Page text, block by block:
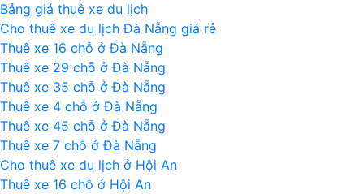
muối
ớt
Bảng giá thuê xe du lịch
Cho thuê xe du lịch Đà Nẵng giá rẻ
Thuê xe 16 chỗ ở Đà Nẵng
Thuê xe 29 chỗ ở Đà Nẵng
Thuê xe 35 chỗ ở Đà Nẵng
Thuê xe 4 chỗ ở Đà Nẵng
Thuê xe 45 chỗ ở Đà Nẵng
Thuê xe 7 chỗ ở Đà Nẵng
Cho thuê xe du lịch ở Hội An
Thuê xe 16 chỗ ở Hội An